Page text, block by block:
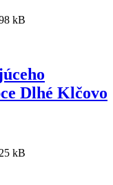
kB
Dlhé Klčovo
kB